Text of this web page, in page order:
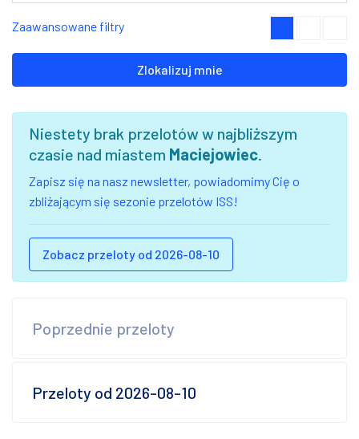
Zaawansowane filtry
Zlokalizuj mnie
Niestety brak przelotów w najbliższym
czasie nad miastem Maciejowiec.
Zapisz się na nasz newsletter, powiadomimy Cię o
zbliżającym się sezonie przelotów ISS!
Zobacz przeloty od 2026-08-10
Poprzednie przeloty
Przeloty od 2026-08-10